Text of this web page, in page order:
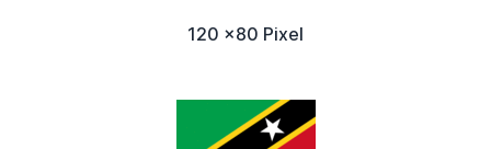
120 x80 Pixel